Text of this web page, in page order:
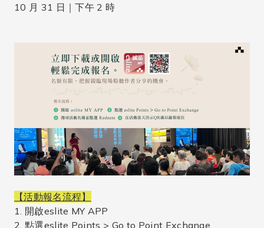
10 月 31 日｜下午 2 時
【活動報名流程】
1. 開啟eslite MY APP
2. 點選eslite Points > Go to Point Exchange